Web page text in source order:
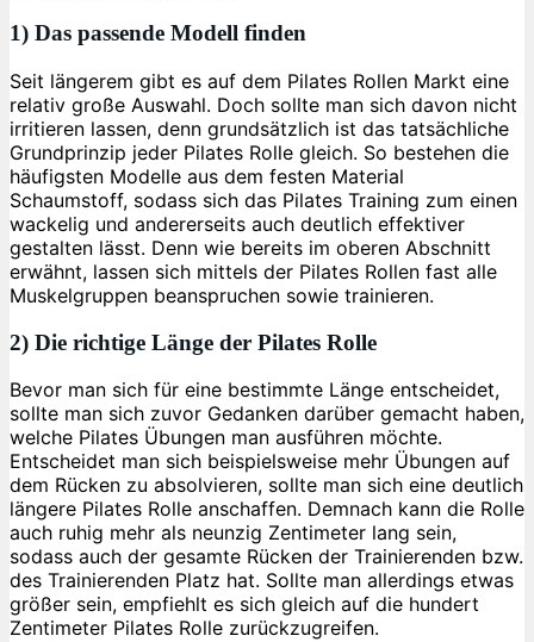
1) Das passende Modell finden
Seit längerem gibt es auf dem Pilates Rollen Markt eine
relativ große Auswahl. Doch sollte man sich davon nicht
irritieren lassen, denn grundsätzlich ist das tatsächliche
Grundprinzip jeder Pilates Rolle gleich. So bestehen die
häufigsten Modelle aus dem festen Material
Schaumstoff, sodass sich das Pilates Training zum einen
wackelig und andererseits auch deutlich effektiver
gestalten lässt. Denn wie bereits im oberen Abschnitt
erwähnt, lassen sich mittels der Pilates Rollen fast alle
Muskelgruppen beanspruchen sowie trainieren.
2) Die richtige Länge der Pilates Rolle
Bevor man sich für eine bestimmte Länge entscheidet,
sollte man sich zuvor Gedanken darüber gemacht haben,
welche Pilates Übungen man ausführen möchte.
Entscheidet man sich beispielsweise mehr Übungen auf
dem Rücken zu absolvieren, sollte man sich eine deutlich
längere Pilates Rolle anschaffen. Demnach kann die Rolle
auch ruhig mehr als neunzig Zentimeter lang sein,
sodass auch der gesamte Rücken der Trainierenden bzw.
des Trainierenden Platz hat. Sollte man allerdings etwas
größer sein, empfiehlt es sich gleich auf die hundert
Zentimeter Pilates Rolle zurückzugreifen.